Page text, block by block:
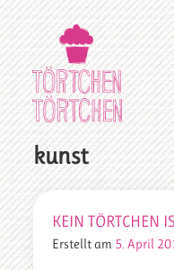
kunst
KEIN TÖRTCHEN
Erstellt am 5. April